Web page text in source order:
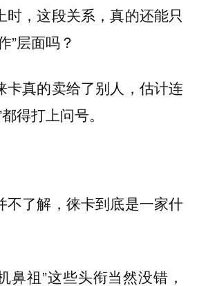
时，这段关系，真的还能只
”层面吗？
卡真的卖给了别人，估计连
得打上问号。
不了解，徕卡到底是一家什
鼻祖”这些头衔当然没错，